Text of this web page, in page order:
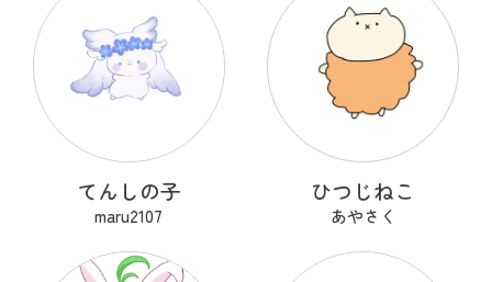
てんしの子
maru2107
ひつじねこ
あやさく